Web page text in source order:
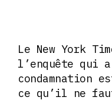
Le New York
l’enquête qui a
condamnation
ce qu’il ne